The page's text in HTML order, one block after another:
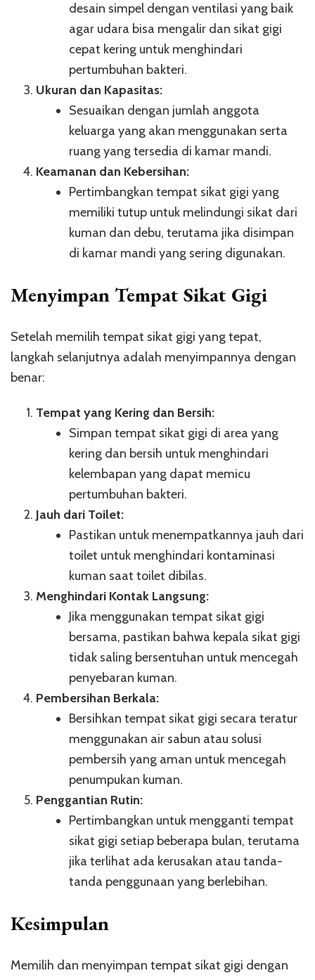
desain simpel dengan ventilasi yang baik
agar udara bisa mengalir dan sikat gigi
cepat kering untuk menghindari
pertumbuhan bakteri.
Ukuran dan Kapasitas:
Sesuaikan dengan jumlah anggota
keluarga yang akan menggunakan serta
ruang yang tersedia di kamar mandi.
Keamanan dan Kebersihan:
Pertimbangkan tempat sikat gigi yang
memiliki tutup untuk melindungi sikat dari
kuman dan debu, terutama jika disimpan
di kamar mandi yang sering digunakan.
Menyimpan Tempat Sikat Gigi
Setelah memilih tempat sikat gigi yang tepat,
langkah selanjutnya adalah menyimpannya dengan
benar:
Tempat yang Kering dan Bersih:
Simpan tempat sikat gigi di area yang
kering dan bersih untuk menghindari
kelembapan yang dapat memicu
pertumbuhan bakteri.
Jauh dari Toilet:
Pastikan untuk menempatkannya jauh dari
toilet untuk menghindari kontaminasi
kuman saat toilet dibilas.
Menghindari Kontak Langsung:
Jika menggunakan tempat sikat gigi
bersama, pastikan bahwa kepala sikat gigi
tidak saling bersentuhan untuk mencegah
penyebaran kuman.
Pembersihan Berkala:
Bersihkan tempat sikat gigi secara teratur
menggunakan air sabun atau solusi
pembersih yang aman untuk mencegah
penumpukan kuman.
Penggantian Rutin:
Pertimbangkan untuk mengganti tempat
sikat gigi setiap beberapa bulan, terutama
jika terlihat ada kerusakan atau tanda-
tanda penggunaan yang berlebihan.
Kesimpulan
Memilih dan menyimpan tempat sikat gigi dengan